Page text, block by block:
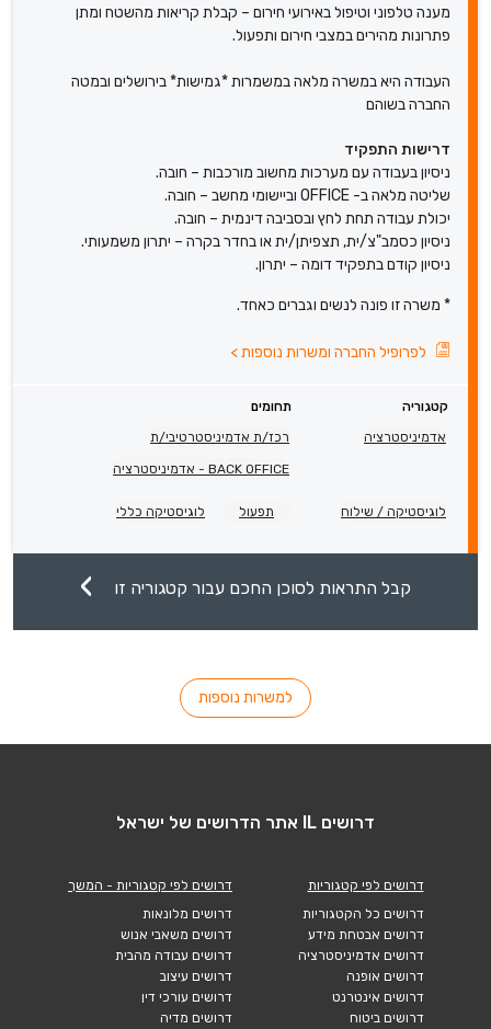
מענה טלפוני וטיפול באירועי חירום – קבלת קריאות מהשטח ומתן
פתרונות מהירים במצבי חירום ותפעול.
העבודה היא במשרה מלאה במשמרות *גמישות* בירושלים ובמטה
החברה בשוהם
דרישות התפקיד
ניסיון בעבודה עם מערכות מחשוב מורכבות – חובה.
שליטה מלאה ב- OFFICE וביישומי מחשב – חובה.
יכולת עבודה תחת לחץ ובסביבה דינמית – חובה.
ניסיון כסמב"צ/ית, תצפיתן/ית או בחדר בקרה – יתרון משמעותי.
ניסיון קודם בתפקיד דומה – יתרון.
* משרה זו פונה לנשים וגברים כאחד.
לפרופיל החברה ומשרות נוספות>
קטגוריה
תחומים
אדמיניסטרציה
רכז/ת אדמיניסטרטיבי/ת
BACK OFFICE - אדמיניסטרציה
לוגיסטיקה / שילוח תפעול לוגיסטיקה כללי
קבל התראות לסוכן החכם עבור קטגוריה זו
למשרות נוספות
דרושים IL אתר הדרושים של ישראל
דרושים לפי קטגוריות
דרושים כל הקטגוריות
דרושים אבטחת מידע
דרושים אדמיניסטרציה
דרושים אופנה
דרושים אינטרנט
דרושים ביטוח
דרושים לפי קטגוריות - המשך
דרושים מלונאות
דרושים משאבי אנוש
דרושים עבודה מהבית
דרושים עיצוב
דרושים עורכי דין
דרושים מדיה